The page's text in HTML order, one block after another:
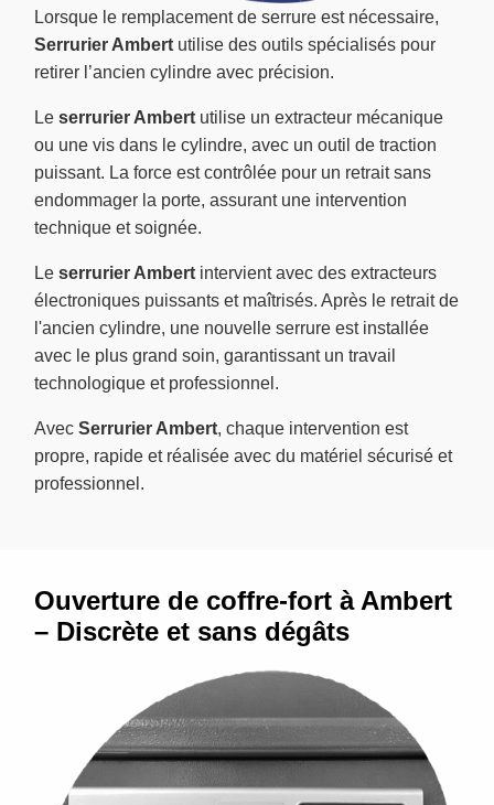
Lorsque le remplacement de serrure est nécessaire,
Serrurier Ambert utilise des outils spécialisés pour
retirer l’ancien cylindre avec précision.
Le serrurier Ambert utilise un extracteur mécanique
ou une vis dans le cylindre, avec un outil de traction
puissant. La force est contrôlée pour un retrait sans
endommager la porte, assurant une intervention
technique et soignée.
Le serrurier Ambert intervient avec des extracteurs
électroniques puissants et maîtrisés. Après le retrait de
l'ancien cylindre, une nouvelle serrure est installée
avec le plus grand soin, garantissant un travail
technologique et professionnel.
Avec Serrurier Ambert, chaque intervention est
propre, rapide et réalisée avec du matériel sécurisé et
professionnel.
Ouverture de coffre-fort à Ambert
– Discrète et sans dégâts